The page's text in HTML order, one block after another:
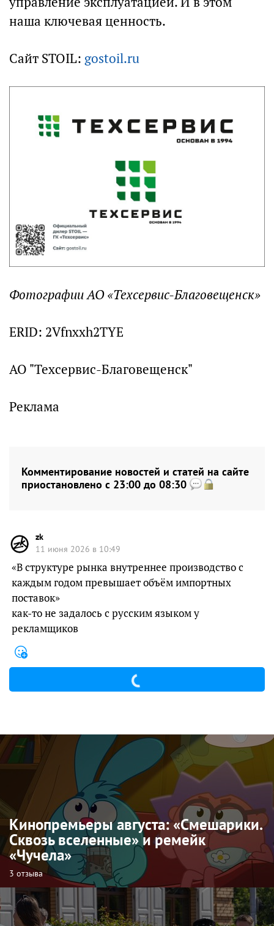
наша ключевая ценность.
Сайт STOIL: gostoil.ru
Фотографии АО «Техсервис-Благовещенск»
ERID: 2Vfnxxh2TYE
АО "Техсервис-Благовещенск"
Реклама
Комментирование новостей и статей на сайте
приостановлено с 23:00 до 08:30
zk
11 июня 2026 в 10:49
«В структуре рынка внутреннее производство с
каждым годом превышает объём импортных
поставок»
как-то не задалось с русским языком у
рекламщиков
Кинопремьеры августа: «Смешарики.
Сквозь вселенные» и ремейк
«Чучела»
3 отзыва